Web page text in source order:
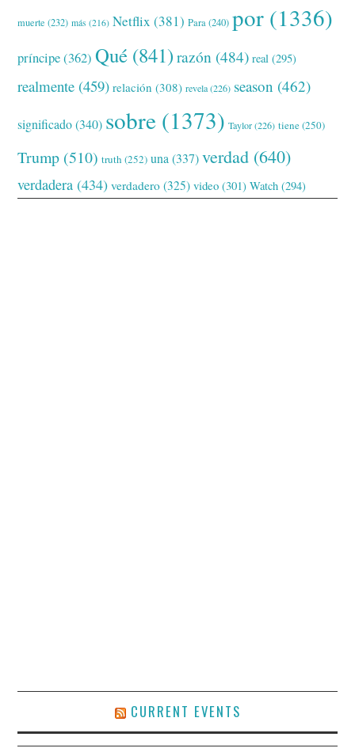
muerte (232) más (216) Netflix (381) Para(240) por (1336)
príncipe(362) Qué (841) razón (484) real (295)
realmente (459) relación (308) revela(226) season (462)
significado(340) sobre (1373) Taylor(226) tiene(250)
Trump (510) truth (252) una (337) verdad (640)
verdadera (434) verdadero (325) video (301) Watch (294)
CURRENT EVENTS